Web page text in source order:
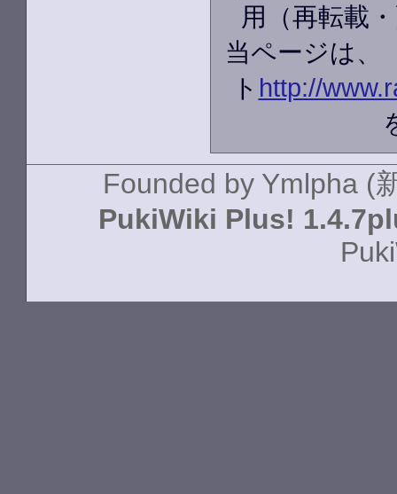
用（再転載
当ページは、
ト http://
Founded by Ymlpha (
PukiWiki Plus!